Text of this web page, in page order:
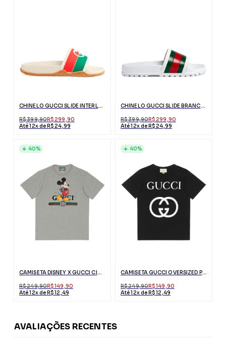
CHINELO GUCCI SLIDE INTERLOCKING G BEGE
R$ 399,90R$ 299,90
Até 12x de R$ 24,99
CHINELO GUCCI SLIDE BRANCO COM FAIXA WEB
R$ 399,90R$ 299,90
Até 12x de R$ 24,99
CAMISETA DISNEY X GUCCI CINZA
R$ 249,90R$ 149,90
Até 12x de R$ 12,49
40%
CAMISETA GUCCI OVERSIZED PRETA COM INTERLOCKING G
R$ 249,90R$ 149,90
Até 12x de R$ 12,49
40%
AVALIAÇÕES RECENTES